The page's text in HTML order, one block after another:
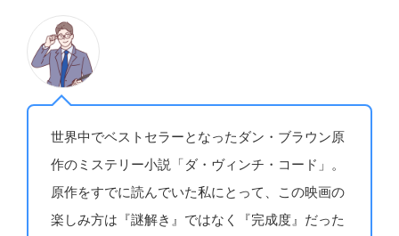
世界中でベストセラーとなったダン・ブラウン原
作のミステリー小説「ダ・ヴィンチ・コード」。
原作をすでに読んでいた私にとって、この映画の
楽しみ方は『謎解き』ではなく『完成度』だった